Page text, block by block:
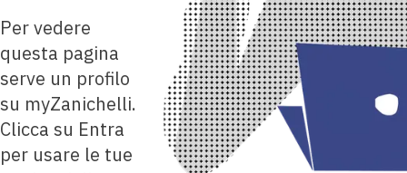
Per vedere
questa pagina
serve un profilo
su myZanichelli.
Clicca su Entra
per usare le tue